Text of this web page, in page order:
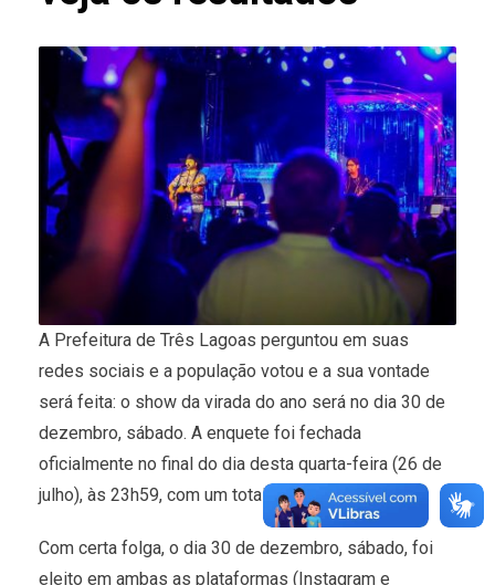
A Prefeitura de Três Lagoas perguntou em suas
redes sociais e a população votou e a sua vontade
será feita: o show da virada do ano será no dia 30 de
dezembro, sábado. A enquete foi fechada
oficialmente no final do dia desta quarta-feira (26 de
julho), às 23h59, com um total de 1.137 votos.
Com certa folga, o dia 30 de dezembro, sábado, foi
eleito em ambas as plataformas (Instagram e